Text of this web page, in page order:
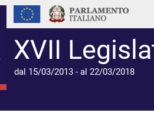
XVII
dal 15/03/2013 - al 22/03/2018